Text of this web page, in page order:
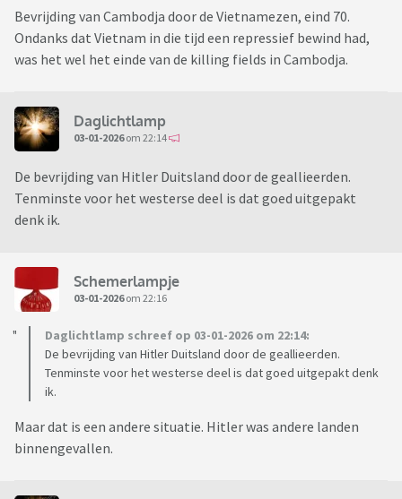
Bevrijding van Cambodja door de Vietnamezen, eind 70.
Ondanks dat Vietnam in die tijd een repressief bewind had,
was het wel het einde van de killing fields in Cambodja.
Daglichtlamp
03-01-2026om 22:14
De bevrijding van Hitler Duitsland door de geallieerden.
Tenminste voor het westerse deel is dat goed uitgepakt
denk ik.
Schemerlampje
03-01-2026om 22:16
Daglichtlamp schreef op 03-01-2026 om 22:14:
De bevrijding van Hitler Duitsland door de geallieerden.
Tenminste voor het westerse deel is dat goed uitgepakt denk
ik.
Maar dat is een andere situatie. Hitler was andere landen
binnengevallen.